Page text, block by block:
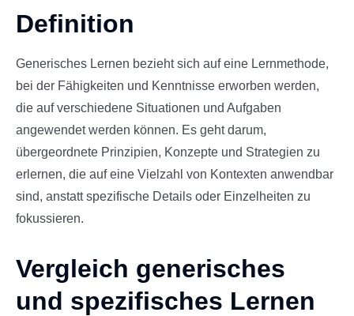
Definition
Generisches Lernen bezieht sich auf eine Lernmethode,
bei der Fähigkeiten und Kenntnisse erworben werden,
die auf verschiedene Situationen und Aufgaben
angewendet werden können. Es geht darum,
übergeordnete Prinzipien, Konzepte und Strategien zu
erlernen, die auf eine Vielzahl von Kontexten anwendbar
sind, anstatt spezifische Details oder Einzelheiten zu
fokussieren.
Vergleich generisches
und spezifisches Lernen